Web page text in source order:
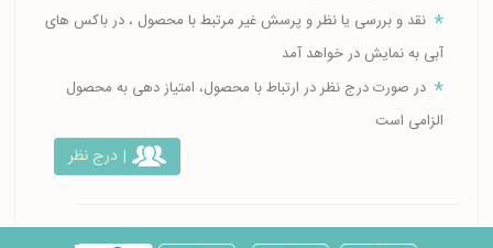
نقد و بررسی یا نظر و پرسش غیر مرتبط با محصول ، در باکس های
آبی به نمایش در خواهد آمد
در صورت درج نظر در ارتباط با محصول، امتیاز دهی به محصول
الزامی است
| درج نظر